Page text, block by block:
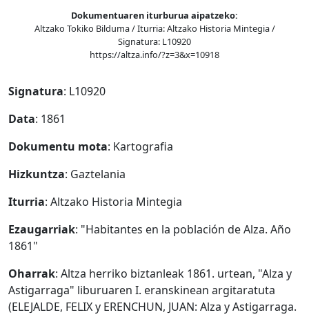
Dokumentuaren iturburua aipatzeko:
Altzako Tokiko Bilduma / Iturria: Altzako Historia Mintegia /
Signatura: L10920
https://altza.info/?z=3&x=10918
Signatura: L10920
Data: 1861
Dokumentu mota: Kartografia
Hizkuntza: Gaztelania
Iturria: Altzako Historia Mintegia
Ezaugarriak: "Habitantes en la población de Alza. Año
1861"
Oharrak: Altza herriko biztanleak 1861. urtean, "Alza y
Astigarraga" liburuaren I. eranskinean argitaratuta
(ELEJALDE, FELIX y ERENCHUN, JUAN: Alza y Astigarraga.